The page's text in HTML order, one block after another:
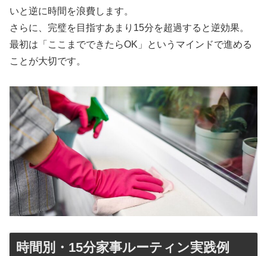
いと逆に時間を浪費します。
さらに、完璧を目指すあまり15分を超過すると逆効果。
最初は「ここまでできたらOK」というマインドで進める
ことが大切です。
時間別・15分家事ルーティン実践例